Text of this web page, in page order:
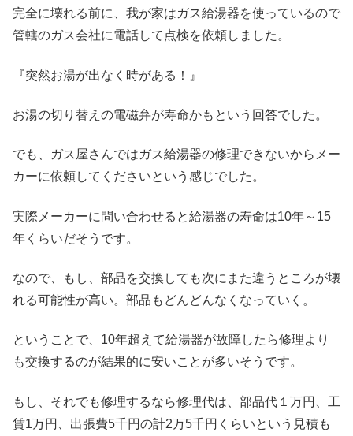
完全に壊れる前に、我が家はガス給湯器を使っているので
管轄のガス会社に電話して点検を依頼しました。
『突然お湯が出なく時がある！』
お湯の切り替えの電磁弁が寿命かもという回答でした。
でも、ガス屋さんではガス給湯器の修理できないからメー
カーに依頼してくださいという感じでした。
実際メーカーに問い合わせると給湯器の寿命は10年～15
年くらいだそうです。
なので、もし、部品を交換しても次にまた違うところが壊
れる可能性が高い。部品もどんどんなくなっていく。
ということで、10年超えて給湯器が故障したら修理より
も交換するのが結果的に安いことが多いそうです。
もし、それでも修理するなら修理代は、部品代１万円、工
賃1万円、出張費5千円の計2万5千円くらいという見積も